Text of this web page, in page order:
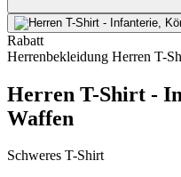
Rabatt
Herrenbekleidung Herren T-
Herren T-Shirt -
Waffen
Schweres T-Shirt